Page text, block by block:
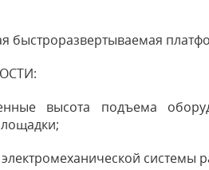
быстроразвертываемая
высота подъема
системы